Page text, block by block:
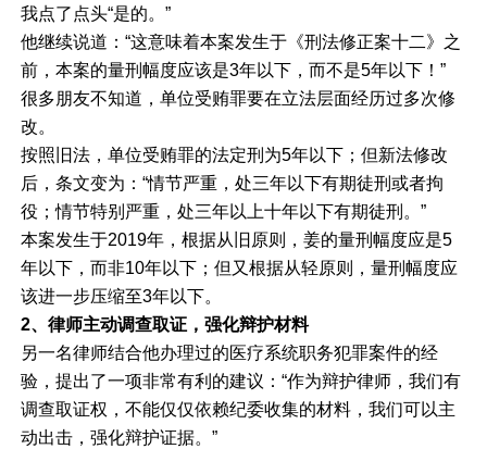
我点了点头“是的。”
他继续说道：“这意味着本案发生于《刑法修正案十二》之
前，本案的量刑幅度应该是3年以下，而不是5年以下！”
很多朋友不知道，单位受贿罪要在立法层面经历过多次修
改。
按照旧法，单位受贿罪的法定刑为5年以下；但新法修改
后，条文变为：“情节严重，处三年以下有期徒刑或者拘
役；情节特别严重，处三年以上十年以下有期徒刑。”
本案发生于2019年，根据从旧原则，姜的量刑幅度应是5
年以下，而非10年以下；但又根据从轻原则，量刑幅度应
该进一步压缩至3年以下。
2、律师主动调查取证，强化辩护材料
另一名律师结合他办理过的医疗系统职务犯罪案件的经
验，提出了一项非常有利的建议：“作为辩护律师，我们有
调查取证权，不能仅仅依赖纪委收集的材料，我们可以主
动出击，强化辩护证据。”